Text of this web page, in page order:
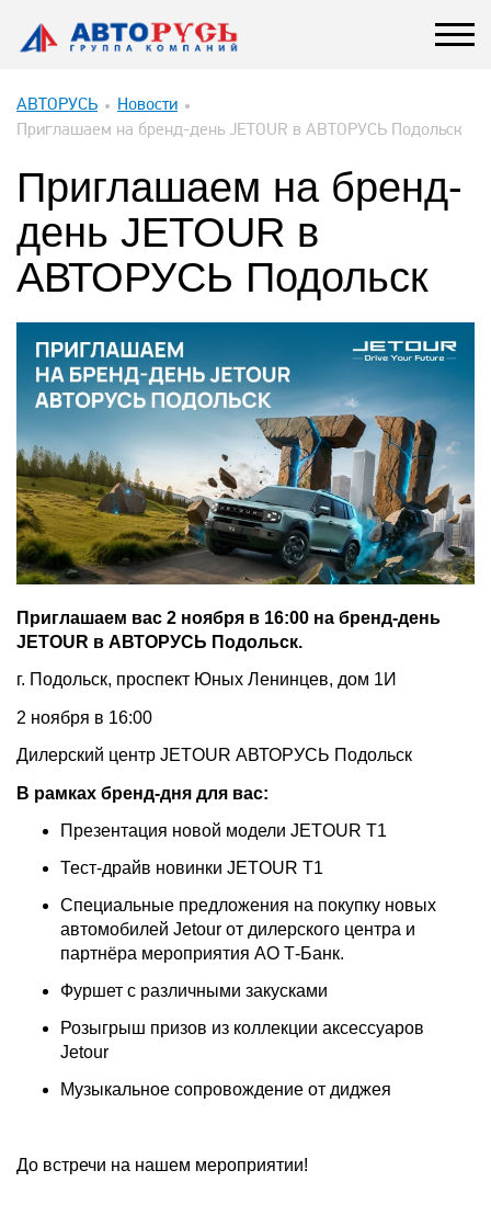
АВТОРУСЬ
Новости
Приглашаем на бренд-день JETOUR в АВТОРУСЬ Подольск
Приглашаем на бренд-
день JETOUR в
АВТОРУСЬ Подольск
Приглашаем вас 2 ноября в 16:00 на бренд-день
JETOUR в АВТОРУСЬ Подольск.
г. Подольск, проспект Юных Ленинцев, дом 1И
2 ноября в 16:00
Дилерский центр JETOUR АВТОРУСЬ Подольск
В рамках бренд-дня для вас:
Презентация новой модели JETOUR T1
Тест-драйв новинки JETOUR T1
Специальные предложения на покупку новых
автомобилей Jetour от дилерского центра и
партнёра мероприятия АО Т-Банк.
Фуршет с различными закусками
Розыгрыш призов из коллекции аксессуаров
Jetour
Музыкальное сопровождение от диджея
До встречи на нашем мероприятии!